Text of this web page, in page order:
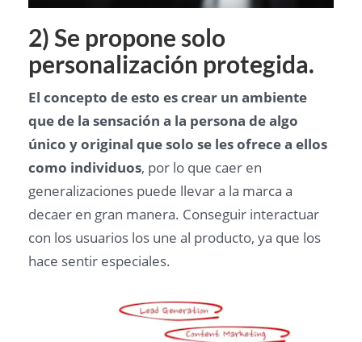
2) Se propone solo
personalización protegida.
El concepto de esto es crear un ambiente
que de la sensación a la persona de algo
único y original que solo se les ofrece a ellos
como individuos, por lo que caer en
generalizaciones puede llevar a la marca a
decaer en gran manera. Conseguir interactuar
con los usuarios los une al producto, ya que los
hace sentir especiales.